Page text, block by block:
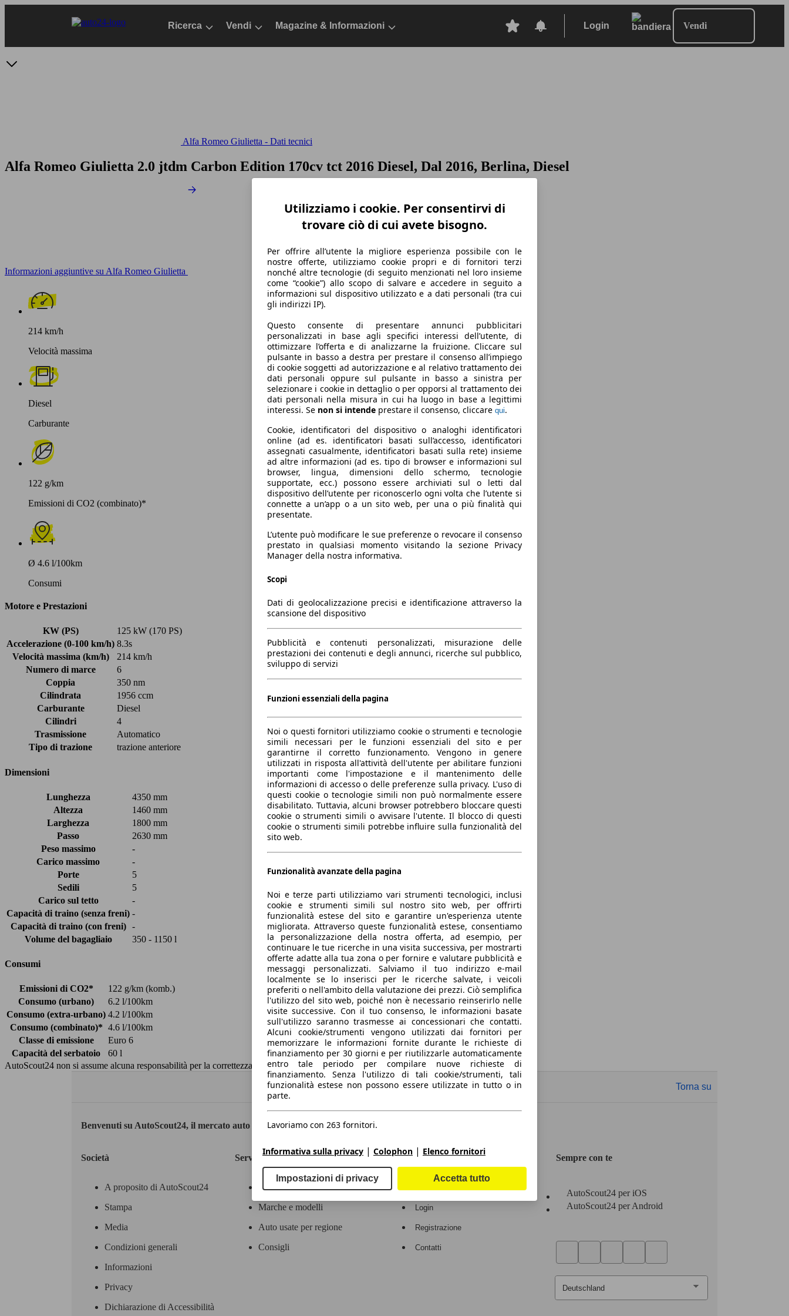
Ricerca Vendi Magazine & Informazioni Login Vendi
Alfa Romeo Giulietta - Dati tecnici
Alfa Romeo Giulietta 2.0 jtdm Carbon Edition 170cv tct 2016 Diesel, Dal 2016, Berlina, Diesel
Informazioni aggiuntive su Alfa Romeo Giulietta
214 km/h
Velocità massima
Diesel
Carburante
122 g/km
Emissioni di CO2 (combinato)*
Ø 4.6 l/100km
Consumi
Motore e Prestazioni
KW (PS)
125 kW (170 PS)
Accelerazione (0-100 km/h) 8.3s
Velocità massima (km/h)
214 km/h
Numero di marce
6
Coppia
350 nm
Cilindrata
1956 ccm
Carburante
Diesel
Cilindri
4
Trasmissione
Automatico
Tipo di trazione
trazione anteriore
Dimensioni
Lunghezza
4350 mm
Altezza
1460 mm
Larghezza
1800 mm
Passo
2630 mm
Peso massimo
-
Carico massimo
-
Porte
5
Sedili
5
Carico sul tetto
-
Capacità di traino (senza freni) -
Capacità di traino (con freni)
-
Volume del bagagliaio
350 - 1150 l
Consumi
Emissioni di CO2*
122 g/km (komb.)
Consumo (urbano)
6.2 l/100km
Consumo (extra-urbano) 4.2 l/100km
Consumo (combinato)* 4.6 l/100km
Classe di emissione
Euro 6
Capacità del serbatoio
60 l
AutoScout24 non si assume alcuna responsabilità per la correttezza dei dati.
Torna su
Benvenuti su AutoScout24, il mercato auto europeo.
Società
A proposito di AutoScout24
Stampa
Media
Condizioni generali
Informazioni
Privacy
Dichiarazione di Accessibilità
Servizi
Contatti
Marche e modelli
Auto usate per regione
Consigli
Area rivenditori
Login
Registrazione
Contatti
Sempre con te
AutoScout24 per iOS
AutoScout24 per Android
Utilizziamo i cookie. Per consentirvi di
trovare ciò di cui avete bisogno.
Per offrire all’utente la migliore esperienza possibile con le
nostre offerte, utilizziamo cookie propri e di fornitori terzi
nonché altre tecnologie (di seguito menzionati nel loro insieme
come “cookie”) allo scopo di salvare e accedere in seguito a
informazioni sul dispositivo utilizzato e a dati personali (tra cui
gli indirizzi IP).
Questo consente di presentare annunci pubblicitari
personalizzati in base agli specifici interessi dell’utente, di
ottimizzare l’offerta e di analizzarne la fruizione. Cliccare sul
pulsante in basso a destra per prestare il consenso all’impiego
di cookie soggetti ad autorizzazione e al relativo trattamento dei
dati personali oppure sul pulsante in basso a sinistra per
selezionare i cookie in dettaglio o per opporsi al trattamento dei
dati personali nella misura in cui ha luogo in base a legittimi
interessi. Se non si intende prestare il consenso, cliccare qui.
Cookie, identificatori del dispositivo o analoghi identificatori
online (ad es. identificatori basati sull’accesso, identificatori
assegnati casualmente, identificatori basati sulla rete) insieme
ad altre informazioni (ad es. tipo di browser e informazioni sul
browser, lingua, dimensioni dello schermo, tecnologie
supportate, ecc.) possono essere archiviati sul o letti dal
dispositivo dell’utente per riconoscerlo ogni volta che l’utente si
connette a un’app o a un sito web, per una o più finalità qui
presentate.
L’utente può modificare le sue preferenze o revocare il consenso
prestato in qualsiasi momento visitando la sezione Privacy
Manager della nostra informativa.
Scopi
Dati di geolocalizzazione precisi e identificazione attraverso la
scansione del dispositivo
Pubblicità e contenuti personalizzati, misurazione delle
prestazioni dei contenuti e degli annunci, ricerche sul pubblico,
sviluppo di servizi
Funzioni essenziali della pagina
Noi o questi fornitori utilizziamo cookie o strumenti e tecnologie
simili necessari per le funzioni essenziali del sito e per
garantirne il corretto funzionamento. Vengono in genere
utilizzati in risposta all'attività dell'utente per abilitare funzioni
importanti come l'impostazione e il mantenimento delle
informazioni di accesso o delle preferenze sulla privacy. L'uso di
questi cookie o tecnologie simili non può normalmente essere
disabilitato. Tuttavia, alcuni browser potrebbero bloccare questi
cookie o strumenti simili o avvisare l'utente. Il blocco di questi
cookie o strumenti simili potrebbe influire sulla funzionalità del
sito web.
Funzionalità avanzate della pagina
Noi e terze parti utilizziamo vari strumenti tecnologici, inclusi
cookie e strumenti simili sul nostro sito web, per offrirti
funzionalità estese del sito e garantire un'esperienza utente
migliorata. Attraverso queste funzionalità estese, consentiamo
la personalizzazione della nostra offerta, ad esempio, per
continuare le tue ricerche in una visita successiva, per mostrarti
offerte adatte alla tua zona o per fornire e valutare pubblicità e
messaggi personalizzati. Salviamo il tuo indirizzo e-mail
localmente se lo inserisci per le ricerche salvate, i veicoli
preferiti o nell'ambito della valutazione dei prezzi. Ciò semplifica
l'utilizzo del sito web, poiché non è necessario reinserirlo nelle
visite successive. Con il tuo consenso, le informazioni basate
sull'utilizzo saranno trasmesse ai concessionari che contatti.
Alcuni cookie/strumenti vengono utilizzati dai fornitori per
memorizzare le informazioni fornite durante le richieste di
finanziamento per 30 giorni e per riutilizzarle automaticamente
entro tale periodo per compilare nuove richieste di
finanziamento. Senza l'utilizzo di tali cookie/strumenti, tali
funzionalità estese non possono essere utilizzate in tutto o in
parte.
Lavoriamo con 263 fornitori.
Informativa sulla privacy | Colophon | Elenco fornitori
Impostazioni di privacy Accetta tutto